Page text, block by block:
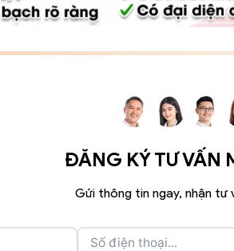
ĐĂNG KÝ TƯ VẤN
Gửi thông tin ngay, nhận tư